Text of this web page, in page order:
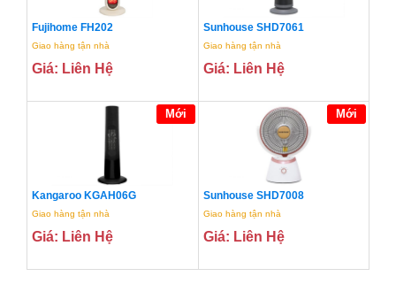
Fujihome FH202
Giao hàng tận nhà
Giá: Liên Hệ
Sunhouse SHD7061
Giao hàng tận nhà
Giá: Liên Hệ
Mới
Kangaroo KGAH06G
Giao hàng tận nhà
Giá: Liên Hệ
Mới
Sunhouse SHD7008
Giao hàng tận nhà
Giá: Liên Hệ